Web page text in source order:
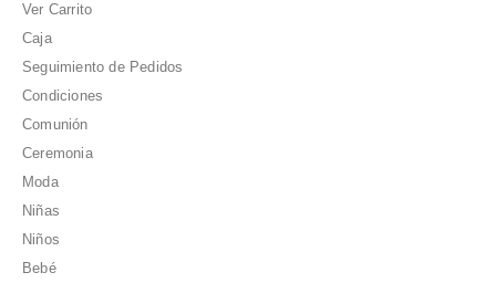
Ver Carrito
Caja
Seguimiento de Pedidos
Condiciones
Comunión
Ceremonia
Moda
Niñas
Niños
Bebé